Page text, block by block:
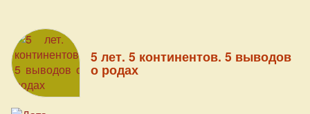
5 лет. 5 континентов. 5 выводов
о родах